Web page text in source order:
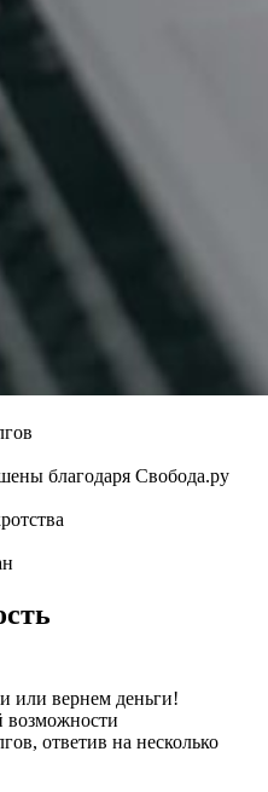
благодаря Свобода.ру
или вернем деньги!
ответив на несколько